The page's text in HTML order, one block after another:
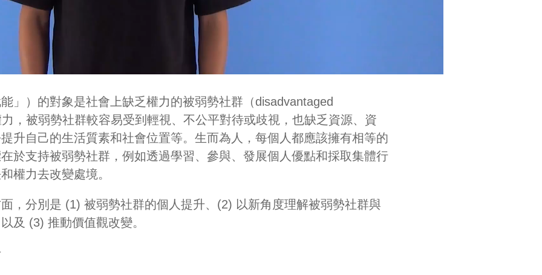
」）的對象是社會上缺乏權力的被弱勢社群（disadvantaged
，被弱勢社群較容易受到輕視、不公平對待或歧視，也缺乏資源、資
升自己的生活質素和社會位置等。生而為人，每個人都應該擁有相等的
於支持被弱勢社群，例如透過學習、參與、發展個人優點和採取集體行
權力去改變處境。
，分別是 (1) 被弱勢社群的個人提升、(2) 以新角度理解被弱勢社群與
及 (3) 推動價值觀改變。